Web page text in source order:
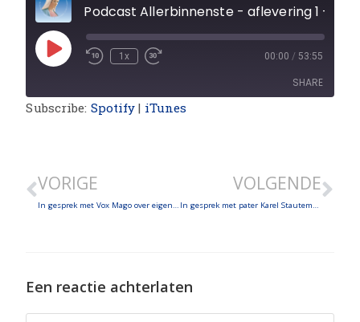
1x 00:00 / 53:55
SHARE
Subscribe: Spotify | iTunes
VORIGE
In gesprek met Vox Mago over eigentijds passieconcert
VOLGENDE
In gesprek met pater Karel Stautemas, een barmhartige samaritaan aan de Oekraïense grens
Een reactie achterlaten